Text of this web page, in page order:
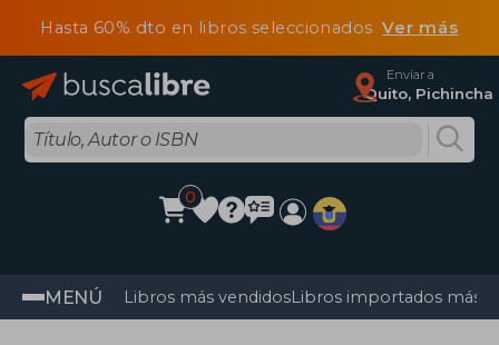
Hasta 60% dto en libros seleccionadosVer más
Enviar a
Quito, Pichincha
0
MENÚ Libros más vendidosLibros importados más